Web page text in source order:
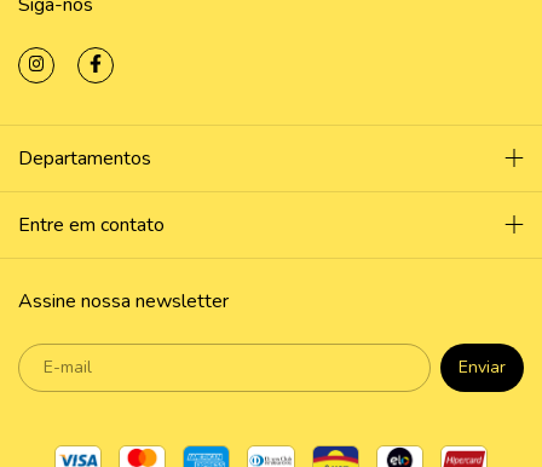
Departamentos
Entre em contato
Assine nossa newsletter